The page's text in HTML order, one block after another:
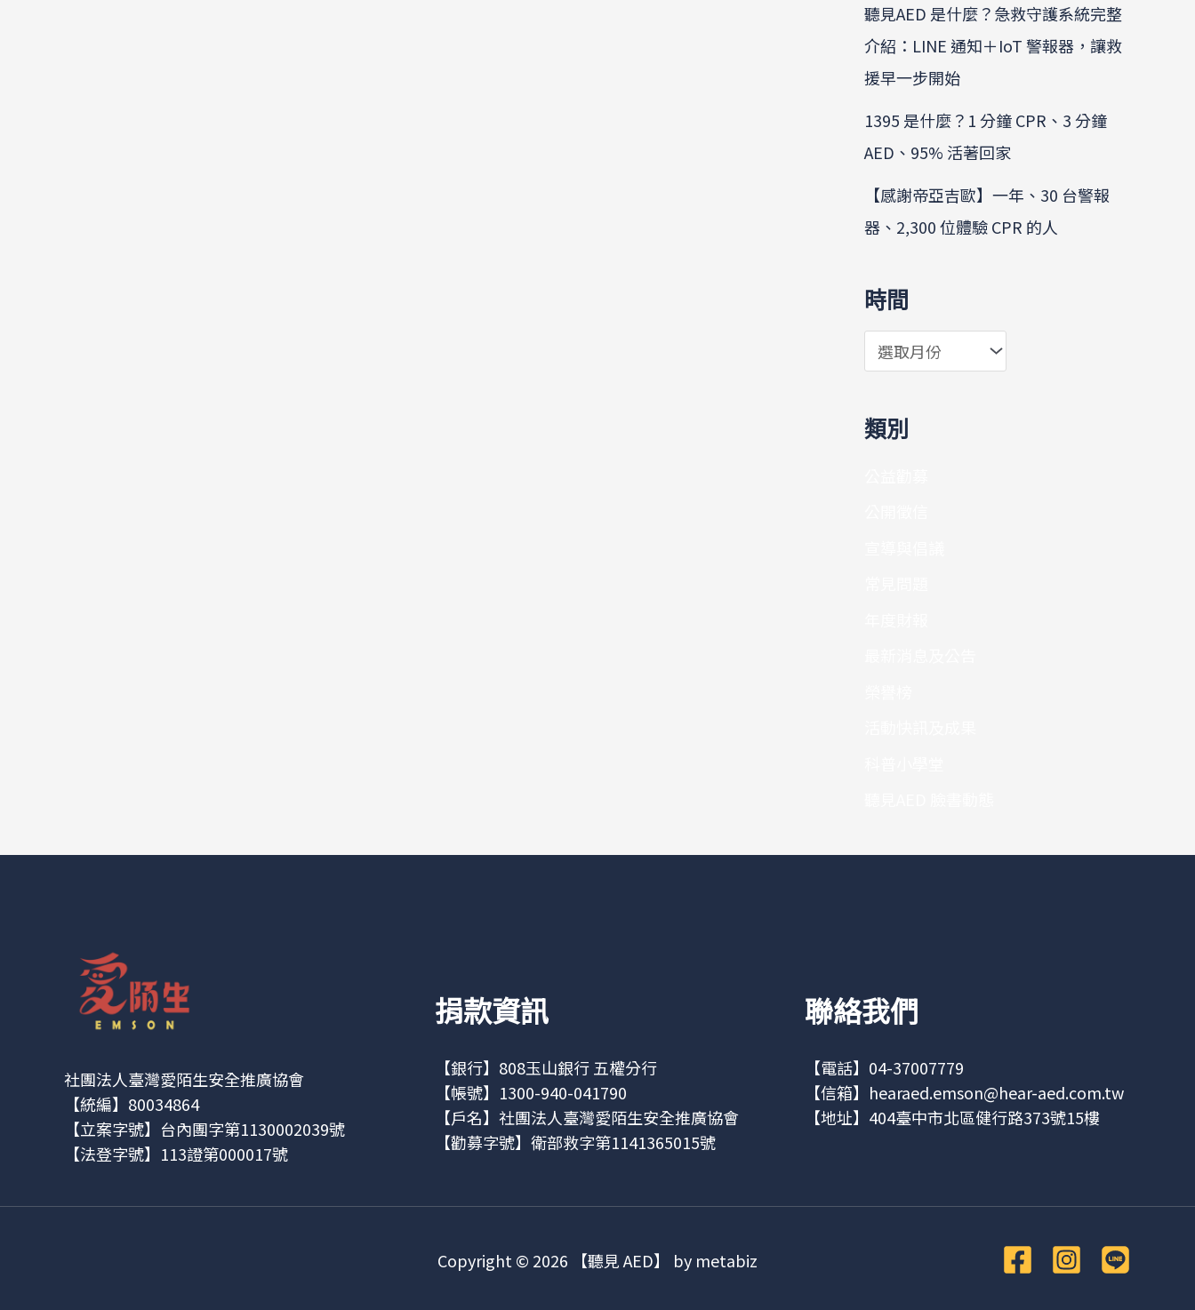
聽見AED 是什麼？急救守護系統完整
介紹：LINE 通知＋IoT 警報器，讓救
援早一步開始
1395 是什麼？1 分鐘 CPR、3 分鐘
AED、95% 活著回家
【感謝帝亞吉歐】一年、30 台警報
器、2,300 位體驗 CPR 的人
時間
類別
社團法人臺灣愛陌生安全推廣協會
【統編】80034864
【立案字號】台內團字第1130002039號
【法登字號】113證第000017號
捐款資訊
【銀行】808玉山銀行 五權分行
【帳號】1300-940-041790
【戶名】社團法人臺灣愛陌生安全推廣協會
【勸募字號】衛部救字第1141365015號
聯絡我們
【電話】04-37007779
【信箱】 hearaed.emson@hear-aed.com.tw
【地址】 404臺中市北區健行路373號15樓
Copyright © 2026 【聽見 AED】 by metabiz